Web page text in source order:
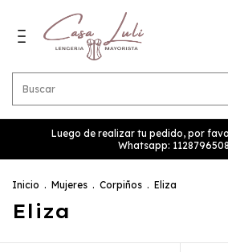
Luego de realizar tu pedido, por
Whatsapp:
Inicio . Mujeres . Corpiños . Eliza
Eliza